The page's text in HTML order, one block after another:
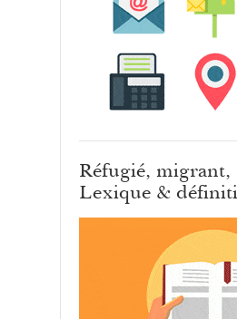
Réfugié, migrant,
Lexique &